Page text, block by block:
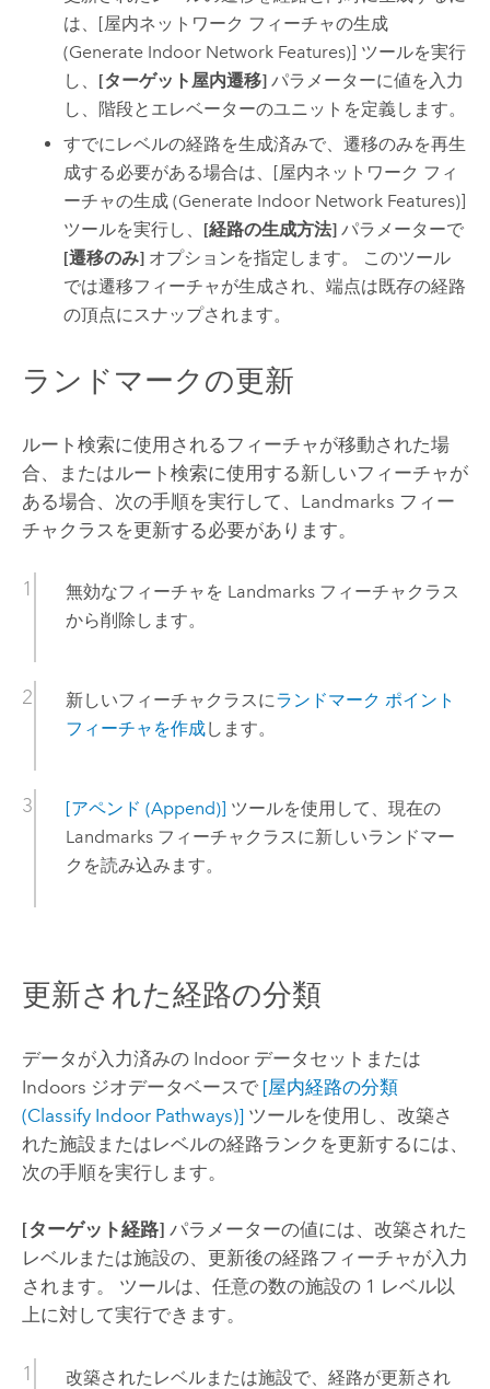
は、 [屋内ネットワーク フィーチャの生成
(Generate Indoor Network Features)] ツールを実行
し、 [ターゲット屋内遷移] パラメーターに値を入力
し、階段とエレベーターのユニットを定義します。
すでにレベルの経路を生成済みで、遷移のみを再生
成する必要がある場合は、 [屋内ネットワーク フィ
ーチャの生成 (Generate Indoor Network Features)]
ツールを実行し、 [経路の生成方法] パラメーターで
[遷移のみ] オプションを指定します。 このツール
では遷移フィーチャが生成され、端点は既存の経路
の頂点にスナップされます。
ランドマークの更新
ルート検索に使用されるフィーチャが移動された場
合、またはルート検索に使用する新しいフィーチャが
ある場合、次の手順を実行して、Landmarks フィー
チャクラスを更新する必要があります。
無効なフィーチャを Landmarks フィーチャクラス
から削除します。
新しいフィーチャクラスにランドマーク ポイント
フィーチャを作成します。
[アペンド (Append)] ツールを使用して、現在の
Landmarks フィーチャクラスに新しいランドマー
クを読み込みます。
更新された経路の分類
データが入力済みの Indoor データセットまたは
Indoors ジオデータベースで [屋内経路の分類
(Classify Indoor Pathways)]ツールを使用し、改築さ
れた施設またはレベルの経路ランクを更新するには、
次の手順を実行します。
[ターゲット経路] パラメーターの値には、改築された
レベルまたは施設の、更新後の経路フィーチャが入力
されます。 ツールは、任意の数の施設の 1 レベル以
上に対して実行できます。
改築されたレベルまたは施設で、経路が更新され